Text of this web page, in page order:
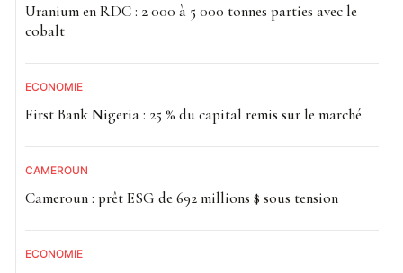
Uranium en RDC : 2 000 à 5 000 tonnes parties avec le
cobalt
ECONOMIE
First Bank Nigeria : 25 % du capital remis sur le marché
CAMEROUN
Cameroun : prêt ESG de 692 millions $ sous tension
ECONOMIE